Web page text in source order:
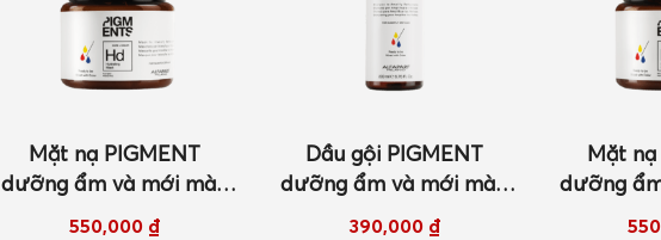
Dầu gội PIGMENT
dưỡng ẩm và mới màu
cho tóc thường 200ml
390,000 ₫
Mặt nạ PIGMENT
dưỡng ẩm và mới màu
cho tóc khô 200ml
550,000 ₫
Dầu
dưỡng
cho